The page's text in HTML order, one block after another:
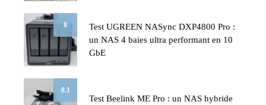
8
Test UGREEN NASync DXP4800 Pro :
un NAS 4 baies ultra performant en 10
GbE
8.1
Test Beelink ME Pro : un NAS hybride